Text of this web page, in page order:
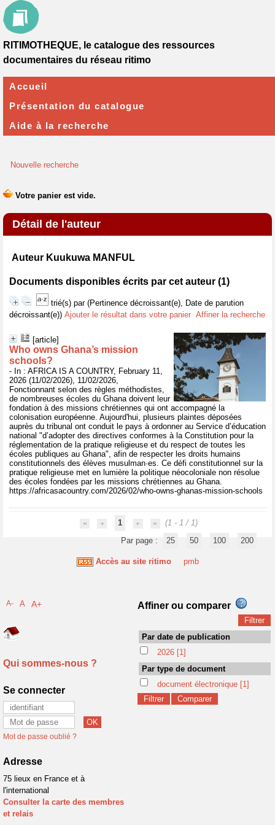
Nouvelle recherche
Détail de l'auteur
Auteur Kuukuwa MANFUL
Documents disponibles écrits par cet auteur (1)
trié(s) par (Pertinence décroissant(e), Date de parution
décroissant(e)) Ajouter le résultat dans votre panier Affiner la recherche
[article]
Who owns Ghana’s mission
schools?
- In : AFRICA IS A COUNTRY, February 11,
2026 (11/02/2026), 11/02/2026,
Fonctionnant selon des règles méthodistes,
de nombreuses écoles du Ghana doivent leur
fondation à des missions chrétiennes qui ont accompagné la
colonisation européenne. Aujourd'hui, plusieurs plaintes déposées
auprès du tribunal ont conduit le pays à ordonner au Service d’éducation
national "d’adopter des directives conformes à la Constitution pour la
réglementation de la pratique religieuse et du respect de toutes les
écoles publiques au Ghana", afin de respecter les droits humains
constitutionnels des élèves musulman·es. Ce défi constitutionnel sur la
pratique religieuse met en lumière la politique néocoloniale non résolue
des écoles fondées par les missions chrétiennes au Ghana.
https://africasacountry.com/2026/02/who-owns-ghanas-mission-schools
1
(1 - 1 / 1)
Par page :
25 50 100 200
Accès au site ritimo pmb
RITIMOTHEQUE, le catalogue des ressources
documentaires du réseau ritimo
Accueil
Présentation du catalogue
Aide à la recherche
A- A A+
Qui sommes-nous ?
Se connecter
Mot de passe oublié ?
Adresse
75 lieux en France et à
l'international
Consulter la carte des membres
et relais
Affiner ou comparer
Par date de publication
2026 [1]
Par type de document
document électronique [1]